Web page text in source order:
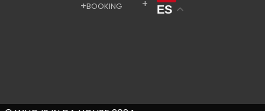
BOOKING
ES